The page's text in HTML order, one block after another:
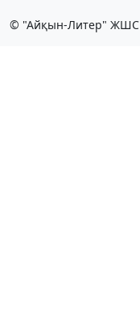
© "Айқын-Литер" ЖШС